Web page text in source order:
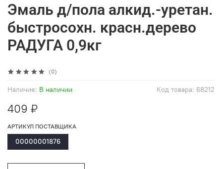
(0)
Код товара: 68212
Наличие: В наличии
Эмаль д/пола алкид.-уретан.
быстросохн. красн.дерево
РАДУГА 0,9кг
409 ₽
АРТИКУЛ ПОСТАВЩИКА
00000001876